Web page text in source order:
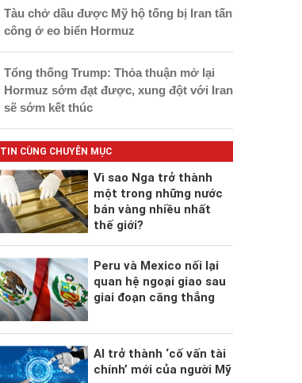
Tàu chở dầu được Mỹ hộ tống bị Iran tấn
công ở eo biển Hormuz
Tổng thống Trump: Thỏa thuận mở lại
Hormuz sớm đạt được, xung đột với Iran
sẽ sớm kết thúc
TIN CÙNG CHUYÊN MỤC
Vì sao Nga trở thành
một trong những nước
bán vàng nhiều nhất
thế giới?
Peru và Mexico nối lại
quan hệ ngoại giao sau
giai đoạn căng thẳng
AI trở thành ‘cố vấn tài
chính’ mới của người Mỹ